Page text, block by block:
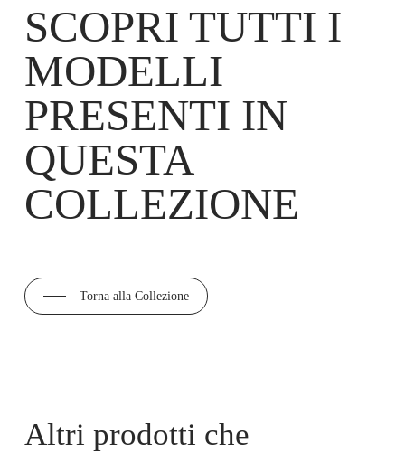
SCOPRI TUTTI I
MODELLI
PRESENTI IN
QUESTA
COLLEZIONE
Torna alla Collezione
Altri prodotti che